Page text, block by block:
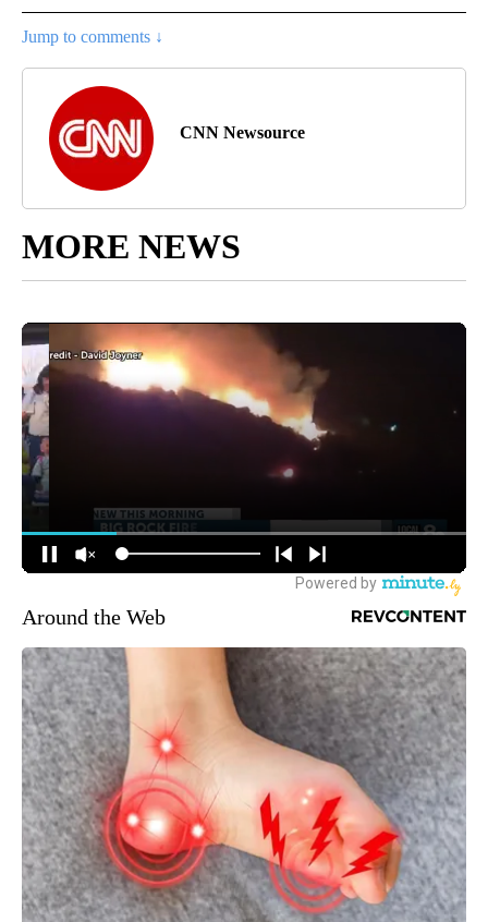
Jump to comments ↓
CNN Newsource
MORE NEWS
Around the Web